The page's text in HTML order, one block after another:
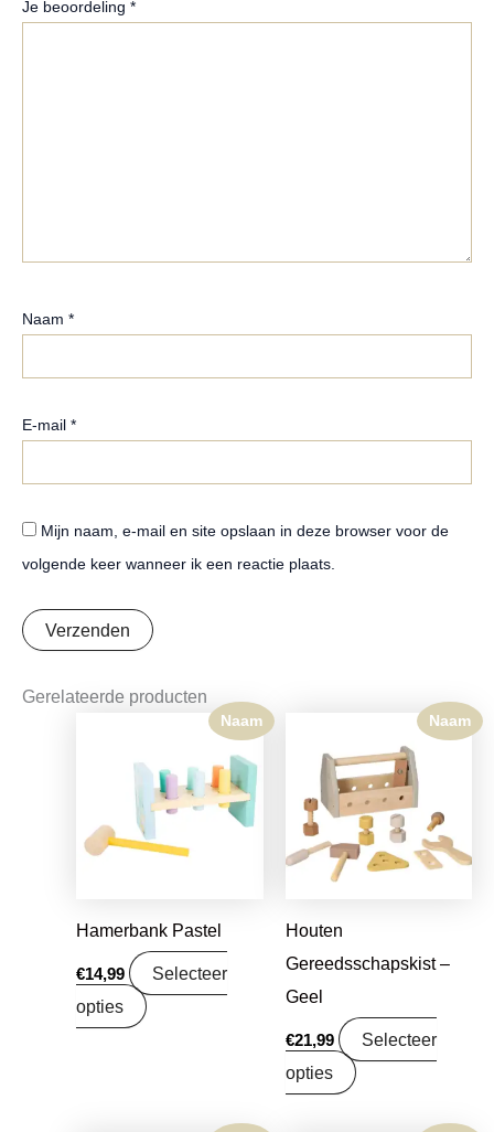
Je beoordeling *
Naam *
E-mail *
Mijn naam, e-mail en site opslaan in deze browser voor de
volgende keer wanneer ik een reactie plaats.
Gerelateerde producten
Naam
Hamerbank Pastel
€14,99
Selecteer
opties
Naam
Houten
Gereedsschapskist –
Geel
€21,99
Selecteer
opties